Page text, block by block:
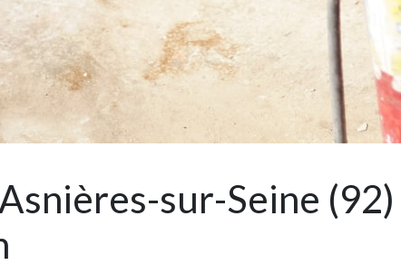
sur-Seine